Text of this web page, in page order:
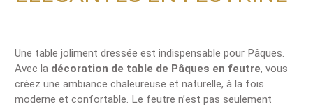
Une table joliment dressée est indispensable pour Pâques.
Avec la décoration de table de Pâques en feutre, vous
créez une ambiance chaleureuse et naturelle, à la fois
moderne et confortable. Le feutre n’est pas seulement